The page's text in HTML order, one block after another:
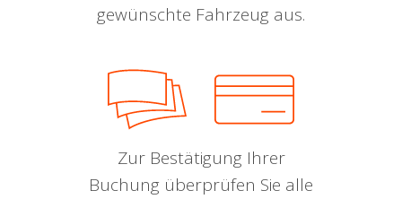
gewünschte Fahrzeug aus.
Zur Bestätigung Ihrer
Buchung überprüfen Sie alle